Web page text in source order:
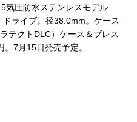
気圧防水ステンレスモデル
ドライブ。径38.0mm。ケース
テクトDLC）ケース＆ブレス
7月15日発売予定。